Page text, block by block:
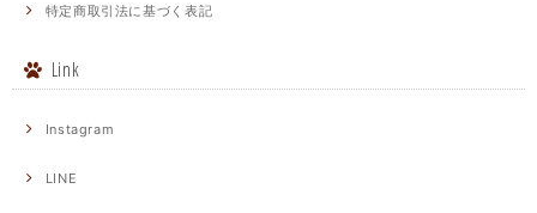
特定商取引法に基づく表記
Link
Instagram
LINE